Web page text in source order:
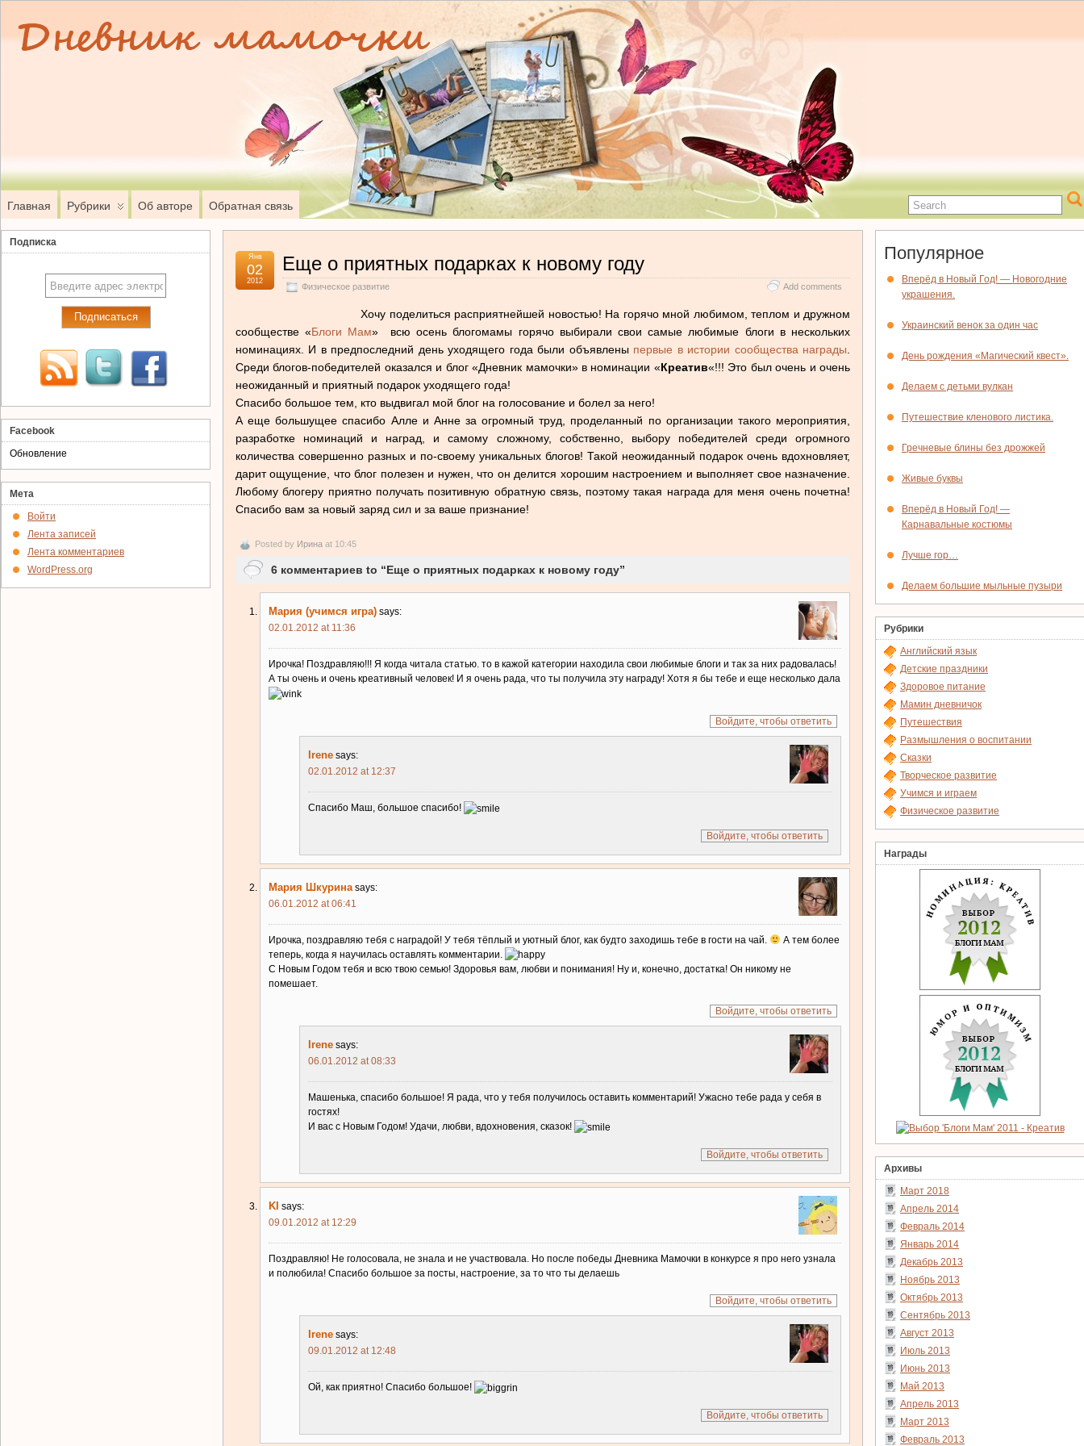
Главная Рубрики Об авторе Обратная связь
Еще о приятных подарках к новому году
Физическое развитие Add comments
Янв
02
2012
Хочу поделиться расприятнейшей новостью! На горячо мной любимом, теплом и дружном
сообществе «Блоги Мам» всю осень блогомамы горячо выбирали свои самые любимые блоги в нескольких
номинациях. И в предпоследний день уходящего года были объявлены первые в истории сообщества награды
Среди блогов-победителей оказался и блог «Дневник мамочки» в номинации «Креатив«!!! Это был очень и очень
неожиданный и приятный подарок уходящего года!
Спасибо большое тем, кто выдвигал мой блог на голосование и болел за него!
А еще большущее спасибо Алле и Анне за огромный труд, проделанный по организации такого мероприятия,
разработке номинаций и наград, и самому сложному, собственно, выбору победителей среди огромного
количества совершенно разных и по-своему уникальных блогов! Такой неожиданный подарок очень вдохновляет,
дарит ощущение, что блог полезен и нужен, что он делится хорошим настроением и выполняет свое назначение.
Любому блогеру приятно получать позитивную обратную связь, поэтому такая награда для меня очень почетна!
Спасибо вам за новый заряд сил и за ваше признание!
Posted by Ирина at 10:45
6 комментариев to “Еще о приятных подарках к новому году”
Мария (учимся игра) says:
02.01.2012 at 11:36
Ирочка! Поздравляю!!! Я когда читала статью. то в кажой категории находила свои любимые блоги и так за них радовалась!
А ты очень и очень креативный человек! И я очень рада, что ты получила эту награду! Хотя я бы тебе и еще несколько дала
Войдите, чтобы ответить
Irene says:
02.01.2012 at 12:37
Спасибо Маш, большое спасибо!
Войдите, чтобы ответить
Мария Шкурина says:
06.01.2012 at 06:41
Ирочка, поздравляю тебя с наградой! У тебя тёплый и уютный блог, как будто заходишь тебе в гости на чай.
А тем более
теперь, когда я научилась оставлять комментарии.
С Новым Годом тебя и всю твою семью! Здоровья вам, любви и понимания! Ну и, конечно, достатка! Он никому не
помешает.
Войдите, чтобы ответить
Irene says:
06.01.2012 at 08:33
Машенька, спасибо большое! Я рада, что у тебя получилось оставить комментарий! Ужасно тебе рада у себя в
гостях!
И вас с Новым Годом! Удачи, любви, вдохновения, сказок!
Войдите, чтобы ответить
KI says:
09.01.2012 at 12:29
Поздравляю! Не голосовала, не знала и не участвовала. Но после победы Дневника Мамочки в конкурсе я про него узнала
и полюбила! Спасибо большое за посты, настроение, за то что ты делаешь
Войдите, чтобы ответить
Irene says:
09.01.2012 at 12:48
Ой, как приятно! Спасибо большое!
Войдите, чтобы ответить
Подписка
Facebook
Обновление
Мета
Войти
Лента записей
Лента комментариев
WordPress.org
Популярное
Вперёд в Новый Год! — Новогодние
украшения.
Украинский венок за один час
День рождения «Магический квест».
Делаем с детьми вулкан
Путешествие кленового листика.
Гречневые блины без дрожжей
Живые буквы
Вперёд в Новый Год! —
Карнавальные костюмы
Лучше гор…
Делаем большие мыльные пузыри
Рубрики
Английский язык
Детские праздники
Здоровое питание
Мамин дневничок
Путешествия
Размышления о воспитании
Сказки
Творческое развитие
Учимся и играем
Физическое развитие
Награды
Архивы
Март 2018
Апрель 2014
Февраль 2014
Январь 2014
Декабрь 2013
Ноябрь 2013
Октябрь 2013
Сентябрь 2013
Август 2013
Июль 2013
Июнь 2013
Май 2013
Апрель 2013
Март 2013
Февраль 2013